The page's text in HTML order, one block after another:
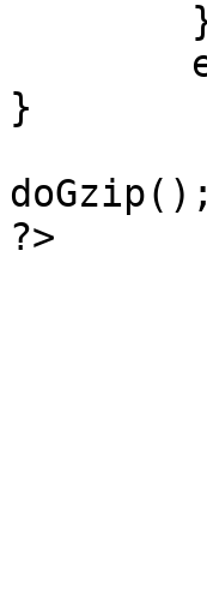
}
doGzip();
?>